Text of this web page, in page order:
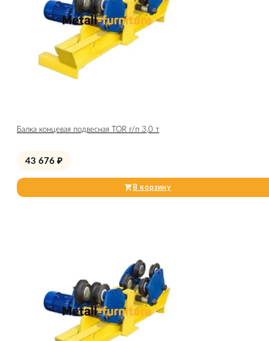
Балка концевая подвесная TOR г/п 3,0 т
43 676 ₽
В корзину